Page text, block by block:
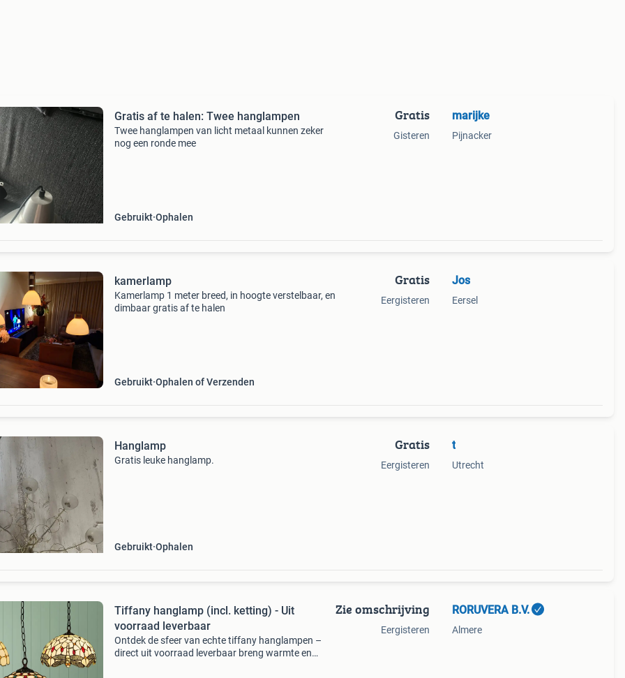
Gratis af te halen: Twee hanglampen
Twee hanglampen van licht metaal kunnen zeker
nog een ronde mee
Gebruikt Ophalen
Gratis
Gisteren
marijke
Pijnacker
kamerlamp
Kamerlamp 1 meter breed, in hoogte verstelbaar, en
dimbaar gratis af te halen
Gebruikt Ophalen of Verzenden
Gratis
Eergisteren
Jos
Eersel
Hanglamp
Gratis leuke hanglamp.
Gebruikt Ophalen
Gratis
Eergisteren
t
Utrecht
Tiffany hanglamp (incl. ketting) - Uit
voorraad leverbaar
Ontdek de sfeer van echte tiffany hanglampen –
direct uit voorraad leverbaar breng warmte en
Zie omschrijving
Eergisteren
RORUVERA B.V.
Almere